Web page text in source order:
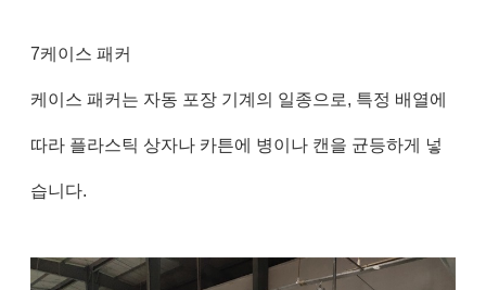
7케이스 패커
케이스 패커는 자동 포장 기계의 일종으로, 특정 배열에
따라 플라스틱 상자나 카튼에 병이나 캔을 균등하게 넣
습니다.